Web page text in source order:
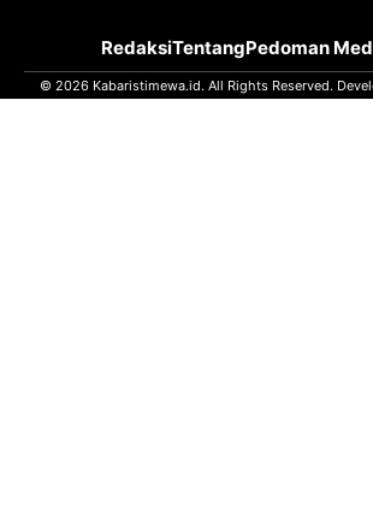
RedaksiTentangPedoman
© 2026 Kabaristimewa.id. All Rights Reserved.